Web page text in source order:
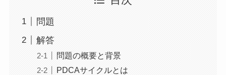
問題
解答
問題の概要と背景
PDCAサイクルとは